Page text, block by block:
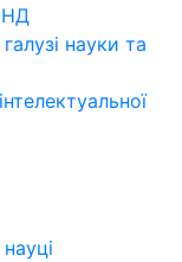
науки та